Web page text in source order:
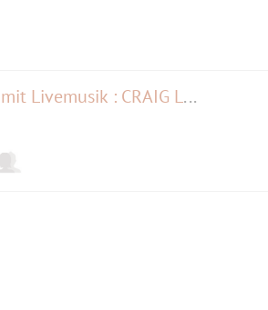
Dicke Paula. Das Berliner Kulturrestaurant in Berlin Tegel mit Livemusik : CRAIG LEES